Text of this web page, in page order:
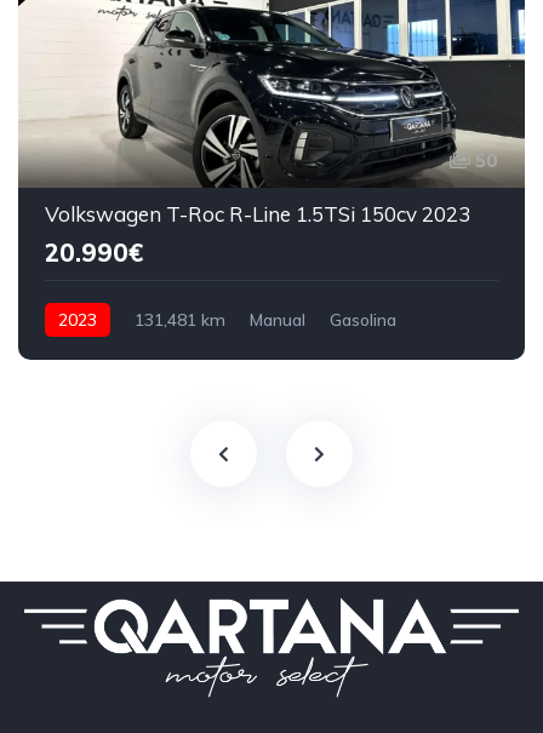
50
Volkswagen T-Roc R-Line 1.5TSi 150cv 2023
20.990€
2023 131,481 km Manual
Gasolina